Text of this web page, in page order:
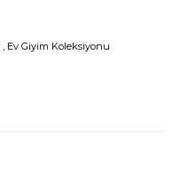
, Ev Giyim Koleksiyonu